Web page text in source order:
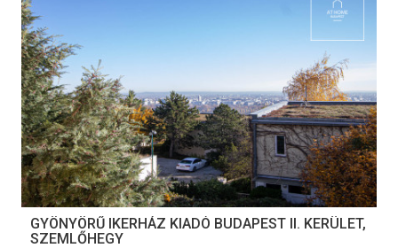
GYÖNYÖRŰ IKERHÁZ KIADÓ BUDAPEST II. KERÜLET,
SZEMLŐHEGY